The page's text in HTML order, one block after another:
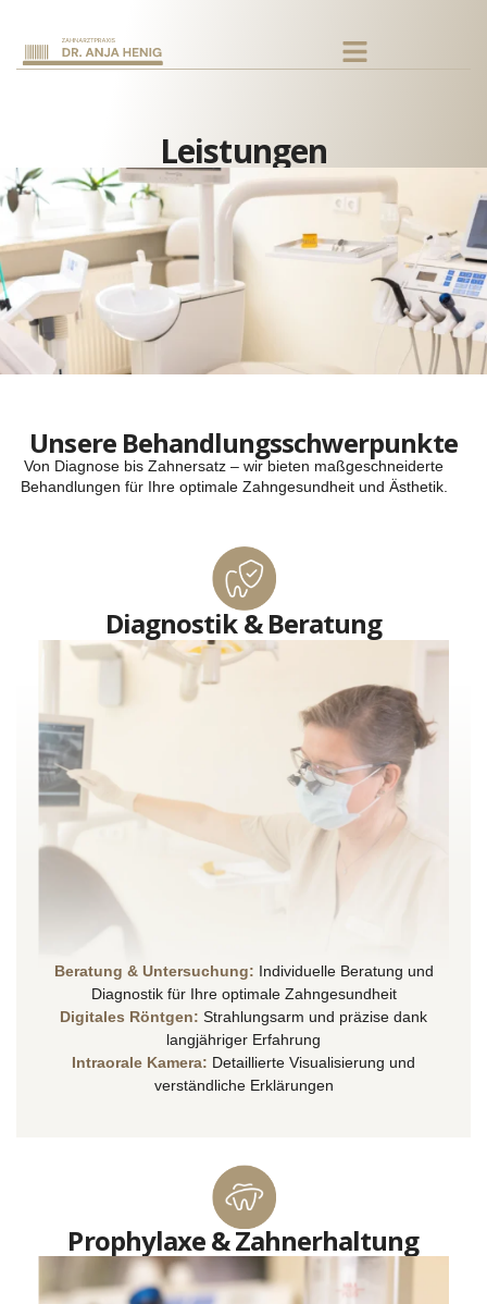
Leistungen
Unsere Behandlungsschwerpunkte
Von Diagnose bis Zahnersatz – wir bieten maßgeschneiderte
Behandlungen für Ihre optimale Zahngesundheit und Ästhetik.
Diagnostik & Beratung
Beratung & Untersuchung: Individuelle Beratung und
Diagnostik für Ihre optimale Zahngesundheit
Digitales Röntgen: Strahlungsarm und präzise dank
langjähriger Erfahrung
Intraorale Kamera: Detaillierte Visualisierung und
verständliche Erklärungen
Prophylaxe & Zahnerhaltung